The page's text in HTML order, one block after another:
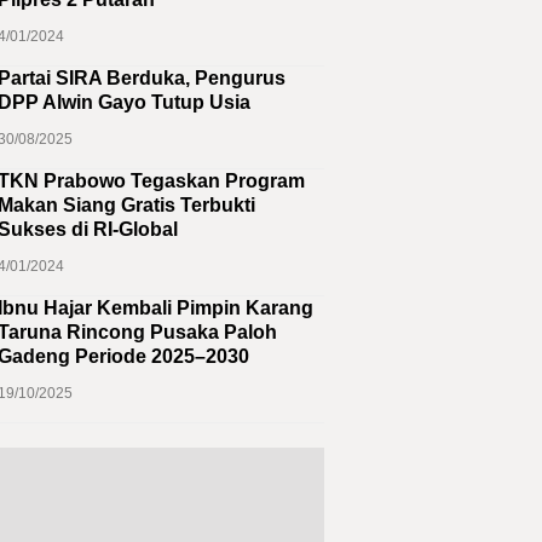
01/2024
Partai SIRA Berduka, Pengurus
DPP Alwin Gayo Tutup Usia
08/2025
Prabowo Tegaskan Program
Makan Siang Gratis Terbukti
di RI-Global
01/2024
Ibnu Hajar Kembali Pimpin Karang
Rincong Pusaka Paloh
Periode 2025–2030
19/10/2025